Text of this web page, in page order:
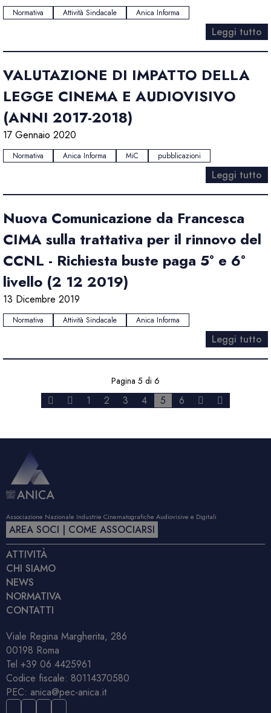
Normativa Attività Sindacale Anica Informa
Leggi tutto
VALUTAZIONE DI IMPATTO DELLA
LEGGE CINEMA E AUDIOVISIVO
(ANNI 2017-2018)
17 Gennaio 2020
Normativa Anica Informa MiC pubblicazioni
Leggi tutto
Nuova Comunicazione da Francesca
CIMA sulla trattativa per il rinnovo del
CCNL - Richiesta buste paga 5° e 6°
livello (2 12 2019)
13 Dicembre 2019
Normativa Attività Sindacale Anica Informa
Leggi tutto
Pagina 5 di 6
1 2 3 4 5 6
Associazione Nazionale Industrie Cinematografiche Audiovisive e Digitali
AREA SOCI | COME ASSOCIARSI
ATTIVITÀ
CHI SIAMO
NEWS
NORMATIVA
CONTATTI
Viale Regina Margherita, 286
00198 Roma
Tel +39 06 4425961
Codice fiscale: 80114370580
PEC: anica@pec-anica.it